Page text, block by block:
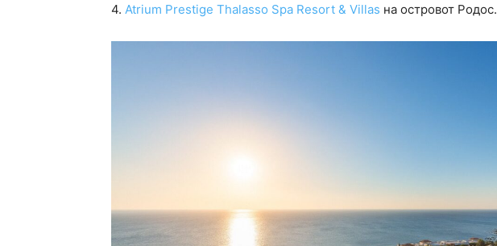
4. Atrium Prestige Thalasso Spa Resort & Villas на островот Родос.